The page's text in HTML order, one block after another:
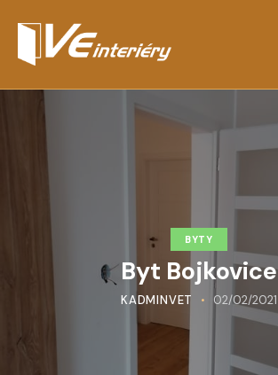
BYTY
Byt Bojkovice
KADMINVET 02/02/2021